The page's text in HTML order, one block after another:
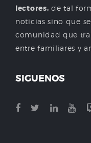
lectores, de tal
noticias sino que
comunidad que
entre familiares y
SIGUENOS